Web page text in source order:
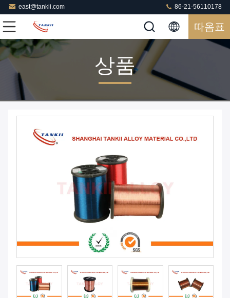
east@tankii.com 86-21-56110178
따옴표
상품